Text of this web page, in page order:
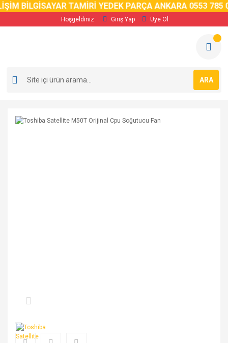
BİLGİSAYAR TAMİRİ YEDEK PARÇA ANKARA 0553 785 02
Hoşgeldiniz Giriş Yap Üye Ol
ARA